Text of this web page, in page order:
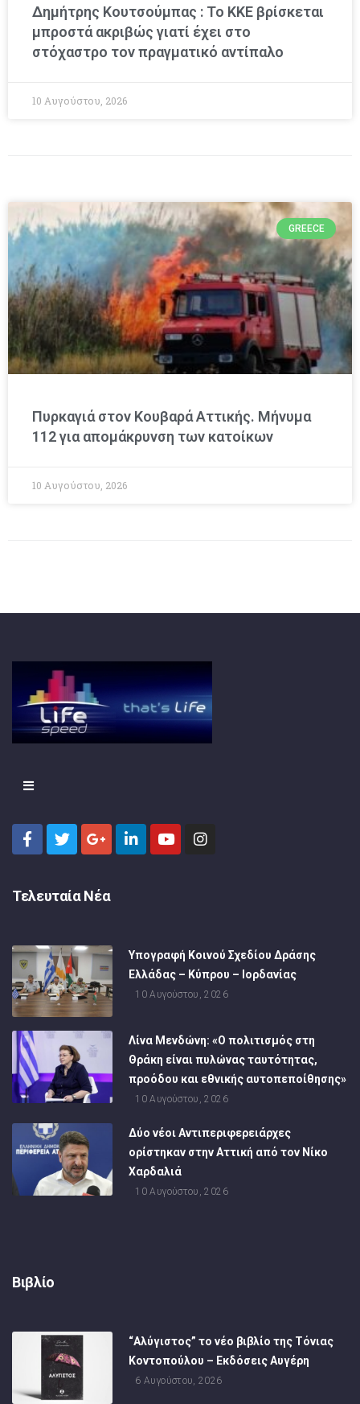
Δημήτρης Κουτσούμπας : Το ΚΚΕ βρίσκεται
μπροστά ακριβώς γιατί έχει στο
στόχαστρο τον πραγματικό αντίπαλο
10 Αυγούστου, 2026
GREECE
Πυρκαγιά στον Κουβαρά Αττικής. Μήνυμα
112 για απομάκρυνση των κατοίκων
10 Αυγούστου, 2026
Τελευταία Νέα
Υπογραφή Κοινού Σχεδίου Δράσης
Ελλάδας – Κύπρου – Ιορδανίας
10 Αυγούστου, 2026
Λίνα Μενδώνη: «Ο πολιτισμός στη
Θράκη είναι πυλώνας ταυτότητας,
προόδου και εθνικής αυτοπεποίθησης»
10 Αυγούστου, 2026
Δύο νέοι Αντιπεριφερειάρχες
ορίστηκαν στην Αττική από τον Νίκο
Χαρδαλιά
10 Αυγούστου, 2026
Βιβλίο
“Αλύγιστος” το νέο βιβλίο της Τόνιας
Κοντοπούλου – Εκδόσεις Αυγέρη
6 Αυγούστου, 2026